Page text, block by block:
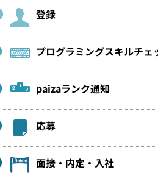
登録
プログラミングスキルチェ
paizaランク通知
応募
面接・内定・入社